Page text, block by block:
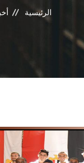
الرئيسية